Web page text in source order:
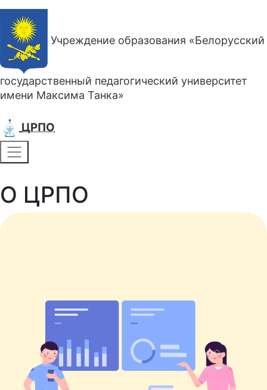
Учреждение образования «Белорусский
государственный педагогический университет
имени Максима Танка»
ЦРПО
О ЦРПО